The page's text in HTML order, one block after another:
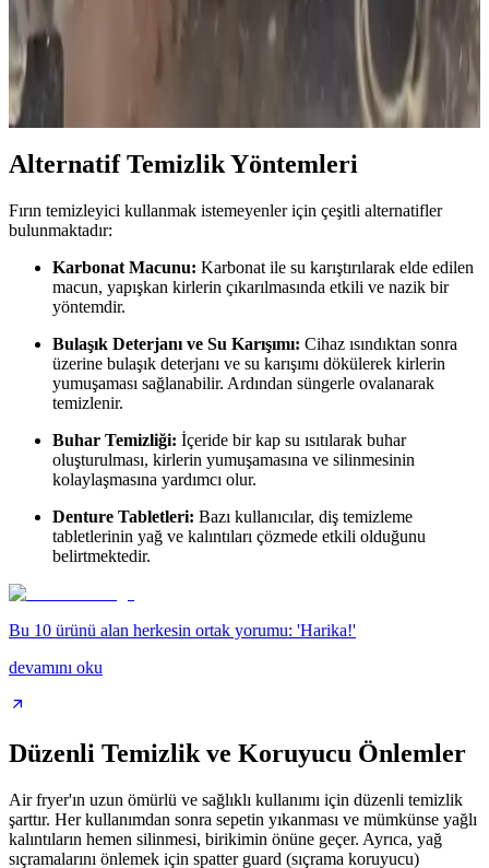
Cihazlarda İstila ve Mücadele Yöntemleri
Hamam böcekleri LG fırınlarda barınarak cihazların işlevini ve
sağlığı tehdit eder. Yumurtalarına karşı dirençli olan bu böceklerle
mücadelede profesyonel ilaçlama ve temizlik önemlidir.
Alternatif Temizlik Yöntemleri
Fırın temizleyici kullanmak istemeyenler için çeşitli alternatifler
bulunmaktadır:
Karbonat Macunu: Karbonat ile su karıştırılarak elde edilen
macun, yapışkan kirlerin çıkarılmasında etkili ve nazik bir
yöntemdir.
Bulaşık Deterjanı ve Su Karışımı: Cihaz ısındıktan sonra
üzerine bulaşık deterjanı ve su karışımı dökülerek kirlerin
yumuşaması sağlanabilir. Ardından süngerle ovalanarak
temizlenir.
Buhar Temizliği: İçeride bir kap su ısıtılarak buhar
oluşturulması, kirlerin yumuşamasına ve silinmesinin
kolaylaşmasına yardımcı olur.
Denture Tabletleri: Bazı kullanıcılar, diş temizleme
tabletlerinin yağ ve kalıntıları çözmede etkili olduğunu
belirtmektedir.
Bu 10 ürünü alan herkesin ortak yorumu: 'Harika!'
devamını oku
Düzenli Temizlik ve Koruyucu Önlemler
Air fryer'ın uzun ömürlü ve sağlıklı kullanımı için düzenli temizlik
şarttır. Her kullanımdan sonra sepetin yıkanması ve mümkünse yağlı
kalıntıların hemen silinmesi, birikimin önüne geçer. Ayrıca, yağ
sıçramalarını önlemek için spatter guard (sıçrama koruyucu)